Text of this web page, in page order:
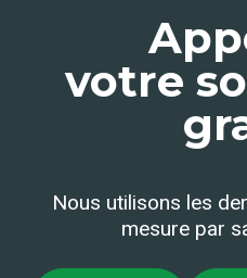
votre
Nous utilisons les
mesure par